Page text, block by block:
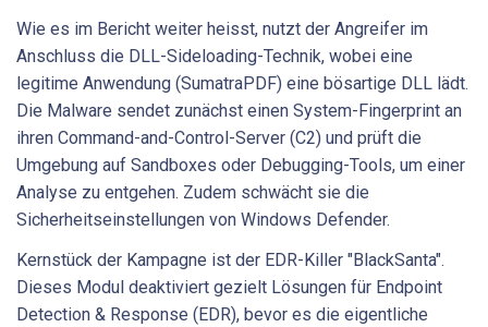
Wie es im Bericht weiter heisst, nutzt der Angreifer im
Anschluss die DLL-Sideloading-Technik, wobei eine
legitime Anwendung (SumatraPDF) eine bösartige DLL lädt.
Die Malware sendet zunächst einen System-Fingerprint an
ihren Command-and-Control-Server (C2) und prüft die
Umgebung auf Sandboxes oder Debugging-Tools, um einer
Analyse zu entgehen. Zudem schwächt sie die
Sicherheitseinstellungen von Windows Defender.
Kernstück der Kampagne ist der EDR-Killer "BlackSanta".
Dieses Modul deaktiviert gezielt Lösungen für Endpoint
Detection & Response (EDR), bevor es die eigentliche